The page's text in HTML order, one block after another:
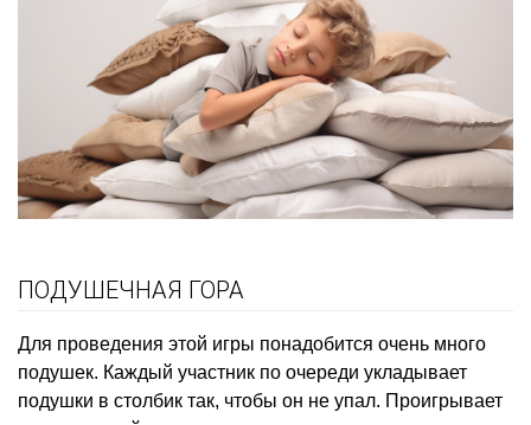
ПОДУШЕЧНАЯ ГОРА
Для проведения этой игры понадобится очень много
подушек. Каждый участник по очереди укладывает
подушки в столбик так, чтобы он не упал. Проигрывает